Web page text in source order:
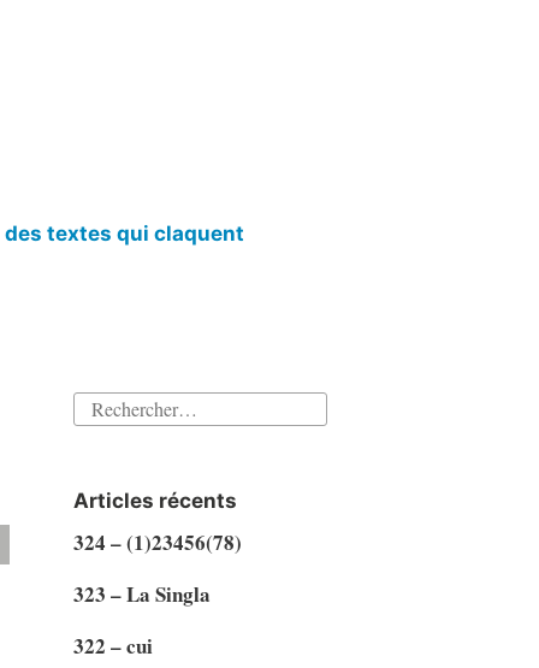
des textes qui claquent
Rechercher :
Articles récents
324 – (1)23456(78)
323 – La Singla
322 – cui